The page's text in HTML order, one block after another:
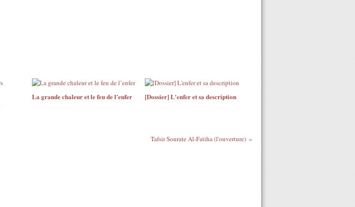
La grande chaleur et le feu de l’enfer [Dossier] L'enfer et sa description
Tafsir Sourate Al-Fatiha (l'ouverture)